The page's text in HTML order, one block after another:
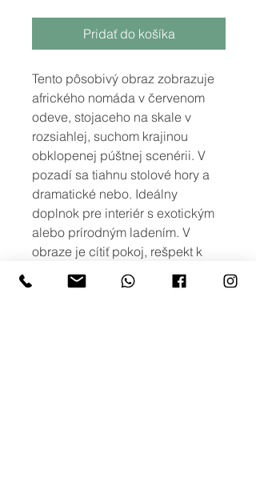
Pridať do košíka
Tento pôsobivý obraz zobrazuje
afrického nomáda v červenom
odeve, stojaceho na skale v
rozsiahlej, suchom krajinou
obklopenej púštnej scenérii. V
pozadí sa tiahnu stolové hory a
dramatické nebo. Ideálny
doplnok pre interiér s exotickým
alebo prírodným ladením. V
obraze je cítiť pokoj, rešpekt k
prírode a silu tradície.